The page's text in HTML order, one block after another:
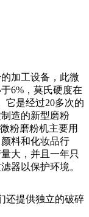
加工设备，此微
6%，莫氏硬度在
它是经过20多次的
造的新型磨粉
粉磨粉机主要用
料和化妆品行
大，并且一年只
器以保护环境。
还提供独立的破碎